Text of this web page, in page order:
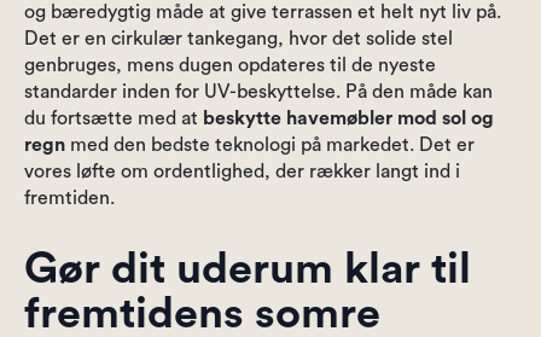
og bæredygtig måde at give terrassen et helt nyt liv på.
Det er en cirkulær tankegang, hvor det solide stel
genbruges, mens dugen opdateres til de nyeste
standarder inden for UV-beskyttelse. På den måde kan
du fortsætte med at beskytte havemøbler mod sol og
regn med den bedste teknologi på markedet. Det er
vores løfte om ordentlighed, der rækker langt ind i
fremtiden.
Gør dit uderum klar til
fremtidens somre